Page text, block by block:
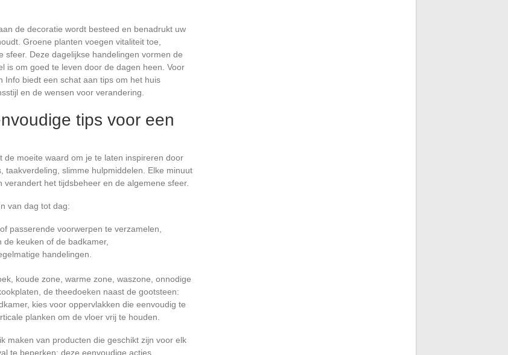
de decoratie wordt besteed en benadrukt uw
Groene planten voegen vitaliteit toe,
Deze dagelijkse handelingen vormen de
is om goed te leven door de dagen heen. Voor
Info biedt een schat aan tips om het huis
en de wensen voor verandering.
tips voor een
moeite waard om je te laten inspireren door
slimme hulpmiddelen. Elke minuut
het tijdsbeheer en de algemene sfeer.
van dag tot dag:
passerende voorwerpen te verzamelen,
keuken of de badkamer,
handelingen.
koude zone, warme zone, waszone, onnodige
de theedoeken naast de gootsteen:
kies voor oppervlakken die eenvoudig te
planken om de vloer vrij te houden.
maken van producten die geschikt zijn voor elk
te beperken: deze eenvoudige acties